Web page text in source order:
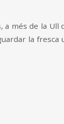
més de la
la